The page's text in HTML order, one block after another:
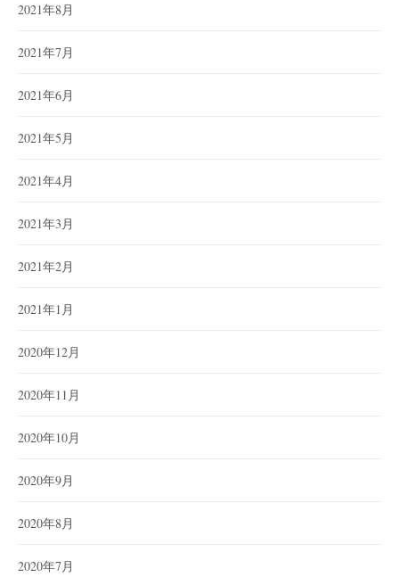
2021年8月
2021年7月
2021年6月
2021年5月
2021年4月
2021年3月
2021年2月
2021年1月
2020年12月
2020年11月
2020年10月
2020年9月
2020年8月
2020年7月